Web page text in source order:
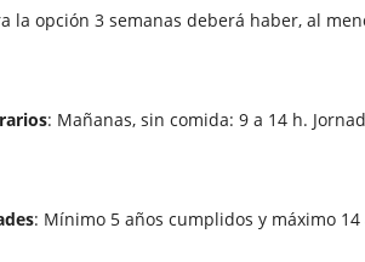
la opción 3 semanas deberá haber, al
: Mañanas, sin comida: 9 a 14 h.
: Mínimo 5 años cumplidos y máximo 14